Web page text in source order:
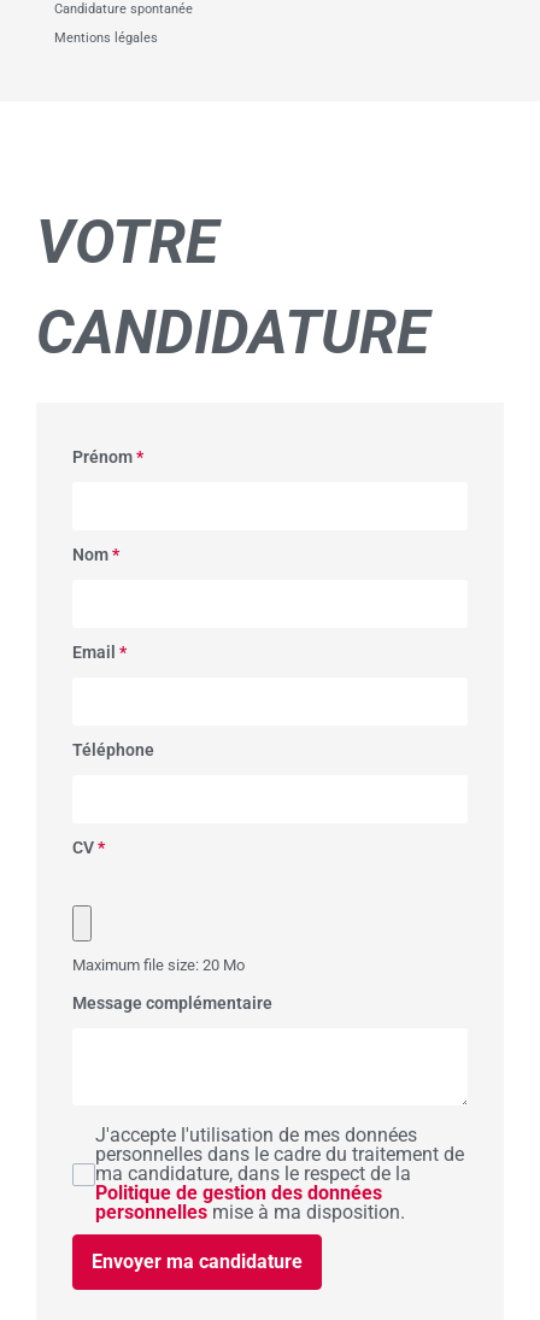
Candidature spontanée
Mentions légales
VOTRE
CANDIDATURE
Prénom*
Nom*
Email *
Téléphone
CV*
Maximum file size: 20 Mo
Message complémentaire
J'accepte l'utilisation de mes données
personnelles dans le cadre du traitement de
ma candidature, dans le respect de la
Politique de gestion des données
personnelles mise à ma disposition.
Envoyer ma candidature